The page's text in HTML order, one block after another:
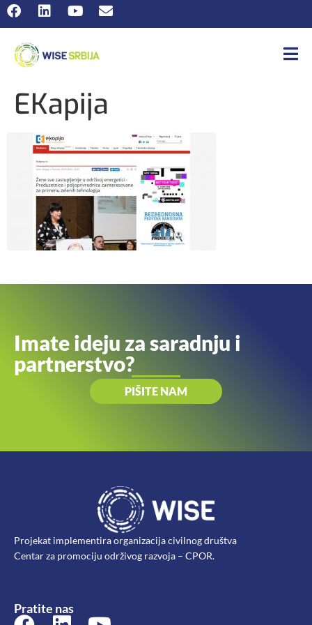
EKapija
Imate ideju za saradnju i
partnerstvo?
PIŠITE NAM
Projekat implementira organizacija civilnog društva
Centar za promociju održivog razvoja – CPOR.
Pratite nas